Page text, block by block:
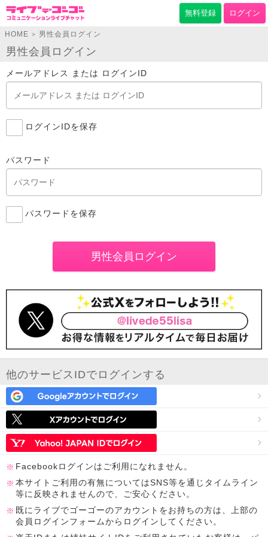
無料登録 ログイン
HOME > 男性会員ログイン
男性会員ログイン
メールアドレス または ログインID
ログインIDを保存
パスワード
パスワードを保存
他のサービスIDでログインする
Facebookログインはご利用になれません。
本サイトご利用の有無についてはSNS等を通じタイムライン
等に反映されませんので、ご安心ください。
既にライブでゴーゴーのアカウントをお持ちの方は、上部の
会員ログインフォームからログインしてください。